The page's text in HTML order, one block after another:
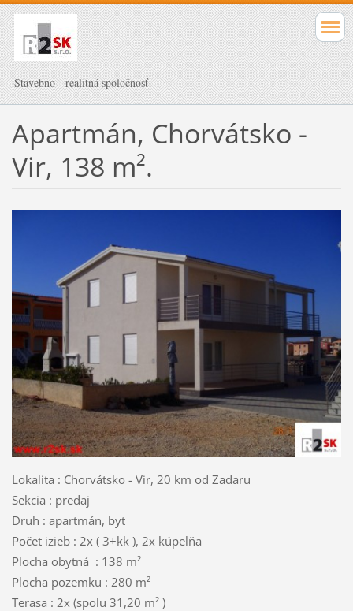
Stavebno - realitná spoločnosť
Apartmán, Chorvátsko -
Vir, 138 m².
Lokalita : Chorvátsko - Vir, 20 km od Zadaru
Sekcia : predaj
Druh : apartmán, byt
Počet izieb : 2x ( 3+kk ), 2x kúpelňa
Plocha obytná : 138 m²
Plocha pozemku : 280 m²
Terasa : 2x (spolu 31,20 m² )